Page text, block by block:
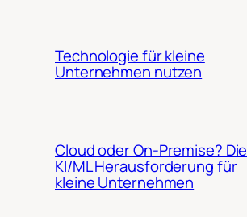
Technologie für kleine
Unternehmen nutzen
Cloud oder On-Premise? Die
KI/ML Herausforderung für
kleine Unternehmen